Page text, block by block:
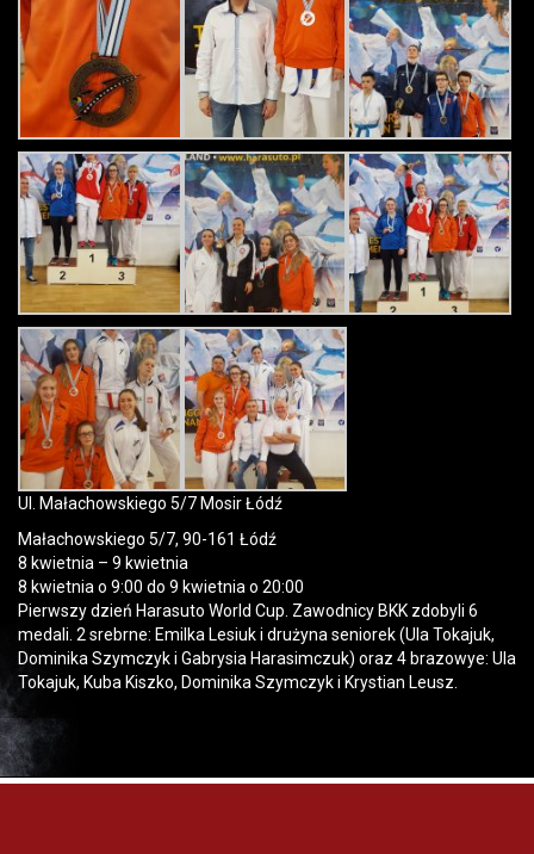
Ul. Małachowskiego 5/7 Mosir Łódź
Małachowskiego 5/7, 90-161 Łódź
8 kwietnia – 9 kwietnia
8 kwietnia o 9:00 do 9 kwietnia o 20:00
Pierwszy dzień Harasuto World Cup. Zawodnicy BKK zdobyli 6
medali. 2 srebrne: Emilka Lesiuk i drużyna seniorek (Ula Tokajuk,
Dominika Szymczyk i Gabrysia Harasimczuk) oraz 4 brazowye: Ula
Tokajuk, Kuba Kiszko, Dominika Szymczyk i Krystian Leusz.